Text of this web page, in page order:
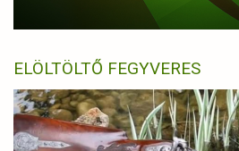
ELÖLTÖLTŐ FEGYVERES